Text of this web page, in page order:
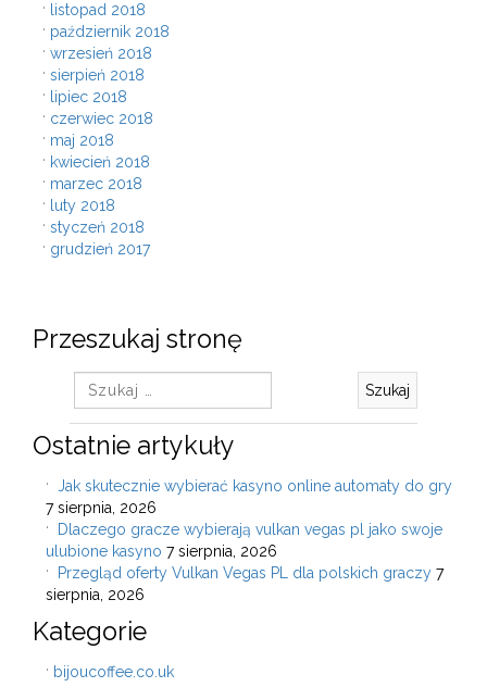
listopad 2018
październik 2018
wrzesień 2018
sierpień 2018
lipiec 2018
czerwiec 2018
maj 2018
kwiecień 2018
marzec 2018
luty 2018
styczeń 2018
grudzień 2017
Przeszukaj stronę
Szukaj:
Ostatnie artykuły
Jak skutecznie wybierać kasyno online automaty do gry
7 sierpnia, 2026
Dlaczego gracze wybierają vulkan vegas pl jako swoje
ulubione kasyno 7 sierpnia, 2026
Przegląd oferty Vulkan Vegas PL dla polskich graczy 7
sierpnia, 2026
Kategorie
bijoucoffee.co.uk